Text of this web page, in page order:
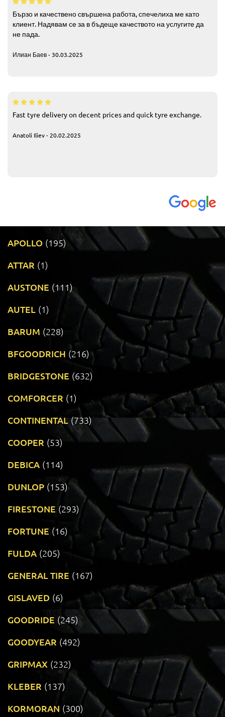
Бързо и качествено свършена работа, спечелиха ме като
клиент. Надявам се за в бъдеще качеството на услугите да
не пада.
Илиан Баев - 30.03.2025
Fast tyre delivery on decent prices and quick tyre exchange.
Anatoli Iliev - 20.02.2025
APOLLO (195)
ATTAR (1)
AUSTONE (111)
AUTEL (1)
BARUM (228)
BFGOODRICH (216)
BRIDGESTONE (632)
COMFORCER (1)
CONTINENTAL (733)
COOPER (53)
DEBICA (114)
DUNLOP (153)
FIRESTONE (293)
FORTUNE (16)
FULDA (205)
GENERAL TIRE (167)
GISLAVED (6)
GOODRIDE (245)
GOODYEAR (492)
GRIPMAX (232)
KLEBER (137)
KORMORAN (300)